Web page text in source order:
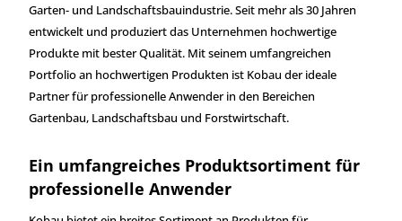
Garten- und Landschaftsbauindustrie. Seit mehr als 30 Jahren
entwickelt und produziert das Unternehmen hochwertige
Produkte mit bester Qualität. Mit seinem umfangreichen
Portfolio an hochwertigen Produkten ist Kobau der ideale
Partner für professionelle Anwender in den Bereichen
Gartenbau, Landschaftsbau und Forstwirtschaft.
Ein umfangreiches Produktsortiment für
professionelle Anwender